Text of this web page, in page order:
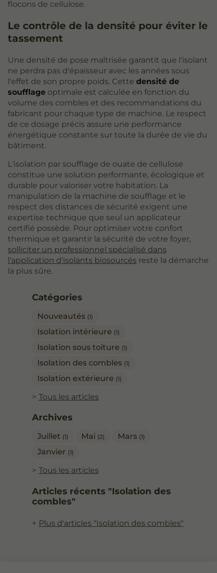
Catégories
Nouveautés (1)
Isolation intérieure (1)
Isolation sous toiture (1)
Isolation des combles (1)
Isolation extérieure (1)
Tous les articles
Archives
Juillet (1) Mai (2) Mars (1)
Janvier (1)
Tous les articles
Articles récents "Isolation des
combles"
Plus d'articles "Isolation des combles"
flocons de cellulose.
Le contrôle de la densité pour éviter le
tassement
Une densité de pose maîtrisée garantit que l'isolant
ne perdra pas d'épaisseur avec les années sous
l'effet de son propre poids. Cette densité de
soufflage optimale est calculée en fonction du
volume des combles et des recommandations du
fabricant pour chaque type de machine. Le respect
de ce dosage précis assure une performance
énergétique constante sur toute la durée de vie du
bâtiment.
L'isolation par soufflage de ouate de cellulose
constitue une solution performante, écologique et
durable pour valoriser votre habitation. La
manipulation de la machine de soufflage et le
respect des distances de sécurité exigent une
expertise technique que seul un applicateur
certifié possède. Pour optimiser votre confort
thermique et garantir la sécurité de votre foyer,
solliciter un professionnel spécialisé dans
l'application d'isolants biosourcés reste la démarche
la plus sûre.